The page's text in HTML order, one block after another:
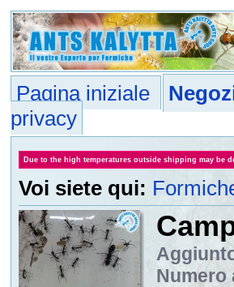
Pagina iniziale
privacy
Due to the high temperatures outside shipping may be
Voi siete qui:
Numero